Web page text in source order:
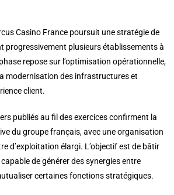
Casino France poursuit une stratégie de
progressivement plusieurs établissements à
repose sur l’optimisation opérationnelle,
modernisation des infrastructures et
client.
publiés au fil des exercices confirment la
du groupe français, avec une organisation
d’exploitation élargi. L’objectif est de bâtir
de générer des synergies entre
certaines fonctions stratégiques.